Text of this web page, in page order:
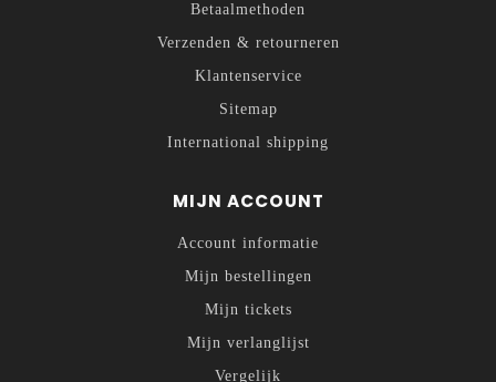
Betaalmethoden
Verzenden & retourneren
Klantenservice
Sitemap
International shipping
MIJN ACCOUNT
Account informatie
Mijn bestellingen
Mijn tickets
Mijn verlanglijst
Vergelijk